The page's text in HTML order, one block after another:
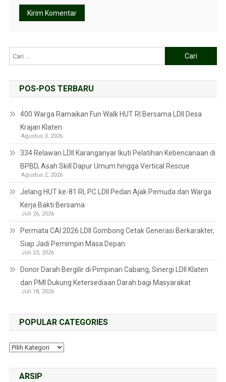
POS-POS TERBARU
400 Warga Ramaikan Fun Walk HUT RI Bersama LDII Desa
Krajan Klaten
Agustus 3, 2026
334 Relawan LDII Karanganyar Ikuti Pelatihan Kebencanaan di
BPBD, Asah Skill Dapur Umum hingga Vertical Rescue
Agustus 2, 2026
Jelang HUT ke-81 RI, PC LDII Pedan Ajak Pemuda dan Warga
Kerja Bakti Bersama
Juli 26, 2026
Permata CAI 2026 LDII Gombong Cetak Generasi Berkarakter,
Siap Jadi Pemimpin Masa Depan
Juli 23, 2026
Donor Darah Bergilir di Pimpinan Cabang, Sinergi LDII Klaten
dan PMI Dukung Ketersediaan Darah bagi Masyarakat
Juli 18, 2026
POPULAR CATEGORIES
ARSIP